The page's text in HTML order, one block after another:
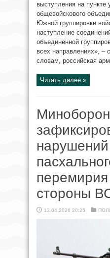
выступления на пункте
общевойскового
Южной группировки
наступление
объединенной
всех направлениях», –
словам, российская
Читать далее »
нарушений
стороны
13.04.2026 20:25